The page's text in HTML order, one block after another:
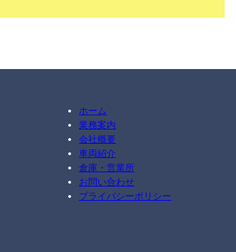
ホーム
業務案内
会社概要
車両紹介
倉庫・営業所
お問い合わせ
プライバシーポリシー